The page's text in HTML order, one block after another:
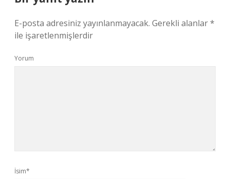
E-posta adresiniz yayınlanmayacak. Gerekli alanlar*
ile işaretlenmişlerdir
Yorum
İsim*